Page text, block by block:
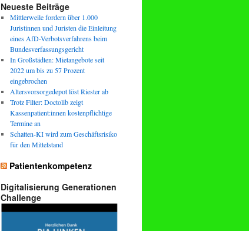
Neueste Beiträge
Mittlerweile fordern über 1.000
Juristinnen und Juristen die Einleitung
eines AfD-Verbotsverfahrens beim
Bundesverfassungsgericht
In Großstädten: Mietangebote seit
2022 um bis zu 57 Prozent
eingebrochen
Altersvorsorgedepot löst Riester ab
Trotz Filter: Doctolib zeigt
Kassenpatient:innen kostenpflichtige
Termine an
Schatten-KI wird zum Geschäftsrisiko
für den Mittelstand
Patientenkompetenz
Digitalisierung Generationen
Challenge